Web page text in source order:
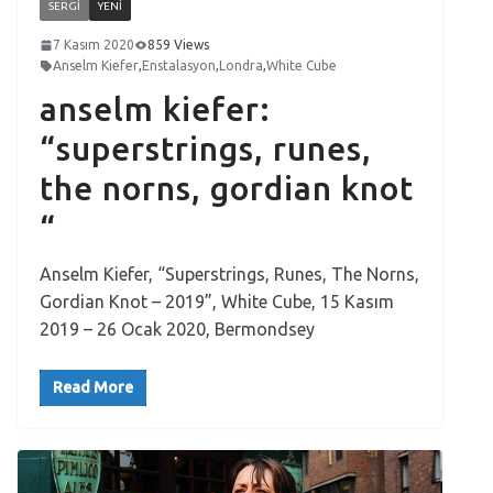
SERGI YENI
7 Kasım 2020
859 Views
Anselm Kiefer, Enstalasyon, Londra,White Cube
anselm kiefer:
“superstrings, runes,
the norns, gordian knot
“
Anselm Kiefer, “Superstrings, Runes, The Norns,
Gordian Knot – 2019”, White Cube, 15 Kasım
2019 – 26 Ocak 2020, Bermondsey
Read More